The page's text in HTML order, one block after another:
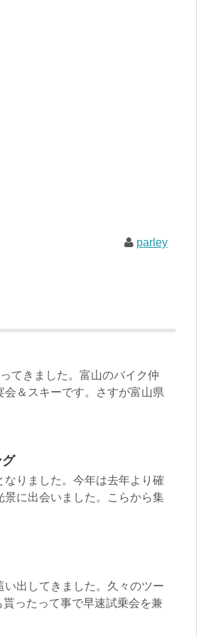
parley
てきました。富山のバイク仲
＆スキーです。さすが富山県
グ
りました。今年は去年より確
に出会いました。こらから集
出してきました。久々のツー
ったって事で早速試乗会を兼